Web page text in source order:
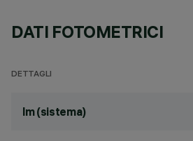
DATI FOTOMETRICI
DETTAGLI
lm (sistema)